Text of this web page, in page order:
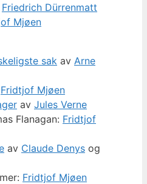
Friedrich Dürrenmatt
Mjøen
sak av Arne
Fridtjof Mjøen
av Jules Verne
Flanagan: Fridtjof
av Claude Denys og
Fridtjof Mjøen